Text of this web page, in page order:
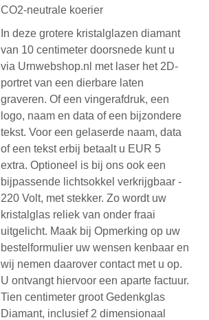
CO2-neutrale koerier
In deze grotere kristalglazen diamant
van 10 centimeter doorsnede kunt u
via Urnwebshop.nl met laser het 2D-
portret van een dierbare laten
graveren. Of een vingerafdruk, een
logo, naam en data of een bijzondere
tekst. Voor een gelaserde naam, data
of een tekst erbij betaalt u EUR 5
extra. Optioneel is bij ons ook een
bijpassende lichtsokkel verkrijgbaar -
220 Volt, met stekker. Zo wordt uw
kristalglas reliek van onder fraai
uitgelicht. Maak bij Opmerking op uw
bestelformulier uw wensen kenbaar en
wij nemen daarover contact met u op.
U ontvangt hiervoor een aparte factuur.
Tien centimeter groot Gedenkglas
Diamant, inclusief 2 dimensionaal